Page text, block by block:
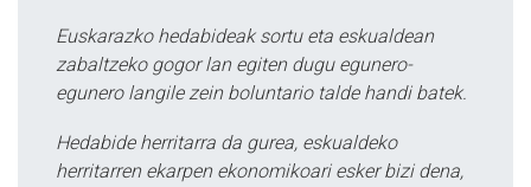
Euskarazko hedabideak sortu eta eskualdean
zabaltzeko gogor lan egiten dugu egunero-
egunero langile zein boluntario talde handi batek.
Hedabide herritarra da gurea, eskualdeko
herritarren ekarpen ekonomikoari esker bizi dena,